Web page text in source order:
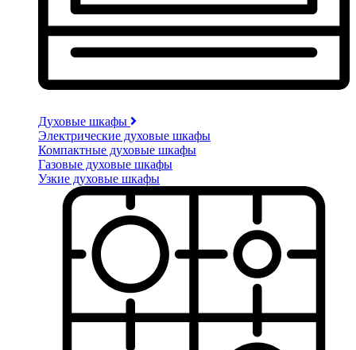
Духовые шкафы
Электрические духовые шкафы
Компактные духовые шкафы
Газовые духовые шкафы
Узкие духовые шкафы